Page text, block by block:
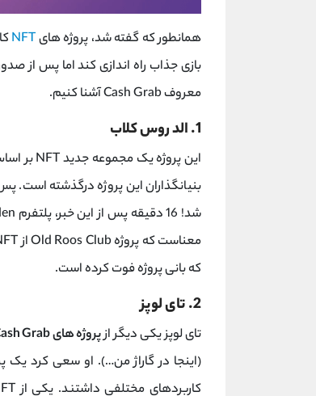
همانطور که گفته شد، پروژه هایNFT
بازی جذاب راه اندازی کند اما پس از
معروف Cash Grab آشنا کنیم.
1. الد روس کلاب
این پروژه یک مجموعه جدید NFT بر اساس شبکه
معناست که پروژه Old Roos Club از NFT های خود
که بانی پروژه فوت کرده است.
2. تای لوپز
تای لوپز یکی دیگر ازپروژه های Cash Grab